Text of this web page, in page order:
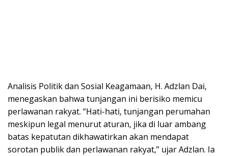
​Analisis Politik dan Sosial Keagamaan, H. Adzlan Dai,
menegaskan bahwa tunjangan ini berisiko memicu
perlawanan rakyat. “Hati-hati, tunjangan perumahan
meskipun legal menurut aturan, jika di luar ambang
batas kepatutan dikhawatirkan akan mendapat
sorotan publik dan perlawanan rakyat,” ujar Adzlan. Ia